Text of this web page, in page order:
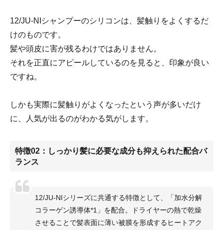
12/JU-NIシャンプーのシリコンは、髪触りをよくするだ
けのものです。
髪や頭皮に害が残るわけではありません。
それを正直にアピールしているのを見ると、印象が良い
ですね。
しかも実際に髪触りがよくなったという声が多いだけ
に、人気が出るのがわかる気がします。
特徴02：しっかり髪に必要な成分も抑えられた配合バ
ランス
12/JU-NIシリーズに共通する特徴として、「加水分解
コラーゲン誘導体*1」を配合。ドライヤーの熱で乾燥
させることで髪表面に薄い被膜を形成するヒートアク